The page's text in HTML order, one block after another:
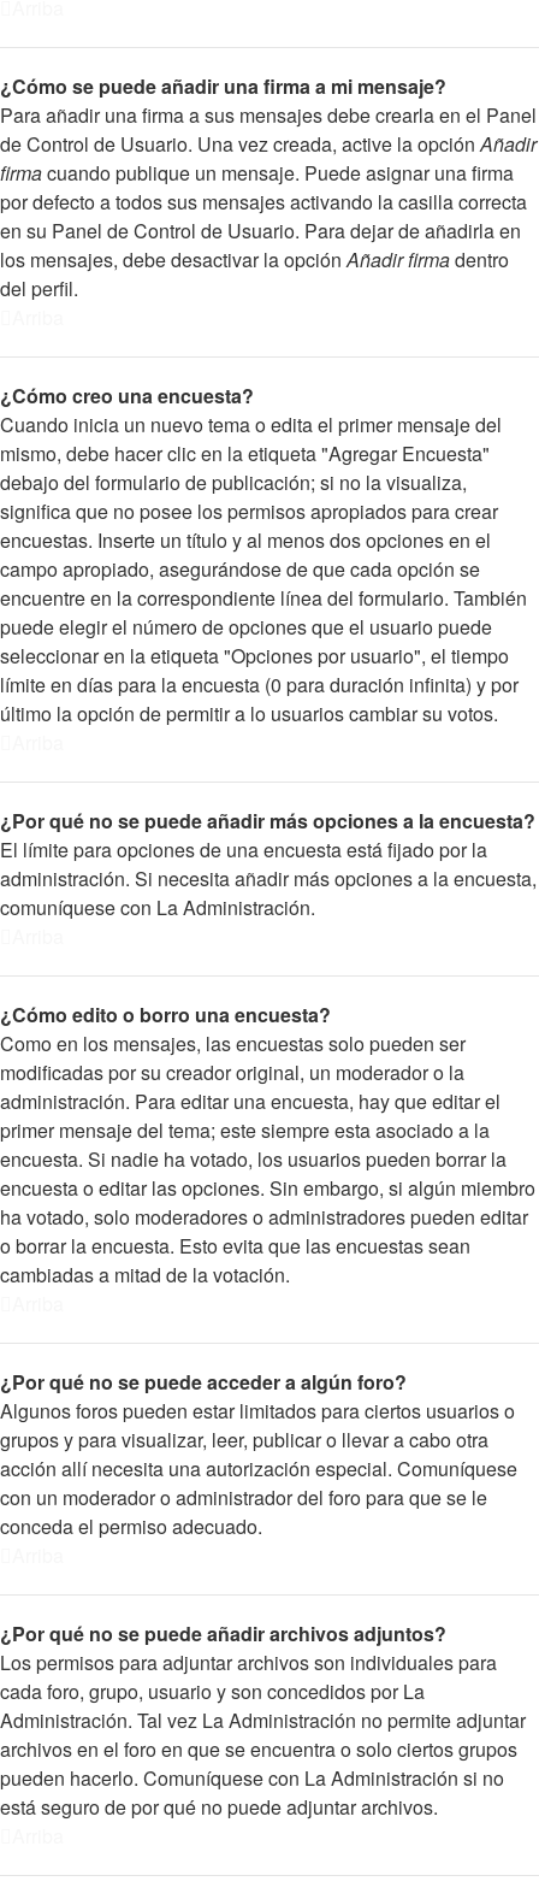
¿Cómo se puede añadir una firma a mi mensaje?
Para añadir una firma a sus mensajes debe crearla en el Panel
de Control de Usuario. Una vez creada, active la opciónAñadir
firmacuando publique un mensaje. Puede asignar una firma
por defecto a todos sus mensajes activando la casilla correcta
en su Panel de Control de Usuario. Para dejar de añadirla en
los mensajes, debe desactivar la opciónAñadir firmadentro
del perfil.
¿Cómo creo una encuesta?
Cuando inicia un nuevo tema o edita el primer mensaje del
mismo, debe hacer clic en la etiqueta "Agregar Encuesta"
debajo del formulario de publicación; si no la visualiza,
significa que no posee los permisos apropiados para crear
encuestas. Inserte un título y al menos dos opciones en el
campo apropiado, asegurándose de que cada opción se
encuentre en la correspondiente línea del formulario. También
puede elegir el número de opciones que el usuario puede
seleccionar en la etiqueta "Opciones por usuario", el tiempo
límite en días para la encuesta (0 para duración infinita) y por
último la opción de permitir a lo usuarios cambiar su votos.
¿Por qué no se puede añadir más opciones a la encuesta?
El límite para opciones de una encuesta está fijado por la
administración. Si necesita añadir más opciones a la encuesta,
comuníquese con La Administración.
¿Cómo edito o borro una encuesta?
Como en los mensajes, las encuestas solo pueden ser
modificadas por su creador original, un moderador o la
administración. Para editar una encuesta, hay que editar el
primer mensaje del tema; este siempre esta asociado a la
encuesta. Si nadie ha votado, los usuarios pueden borrar la
encuesta o editar las opciones. Sin embargo, si algún miembro
ha votado, solo moderadores o administradores pueden editar
o borrar la encuesta. Esto evita que las encuestas sean
cambiadas a mitad de la votación.
¿Por qué no se puede acceder a algún foro?
Algunos foros pueden estar limitados para ciertos usuarios o
grupos y para visualizar, leer, publicar o llevar a cabo otra
acción allí necesita una autorización especial. Comuníquese
con un moderador o administrador del foro para que se le
conceda el permiso adecuado.
¿Por qué no se puede añadir archivos adjuntos?
Los permisos para adjuntar archivos son individuales para
cada foro, grupo, usuario y son concedidos por La
Administración. Tal vez La Administración no permite adjuntar
archivos en el foro en que se encuentra o solo ciertos grupos
pueden hacerlo. Comuníquese con La Administración si no
está seguro de por qué no puede adjuntar archivos.